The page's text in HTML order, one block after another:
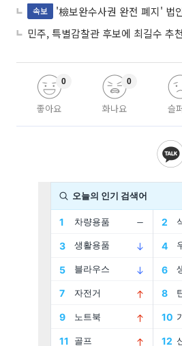
속보
'檢보완수사권 완전 폐지' 법안, 국회 본
좋아요
0
화나요
0
슬